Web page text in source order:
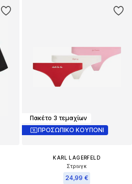
Πακέτο 3 τεμαχίων
ΠΡΟΣΩΠΙΚΟ ΚΟΥΠΟΝΙ
KARL LAGERFELD
Στρινγκ
24,99 €